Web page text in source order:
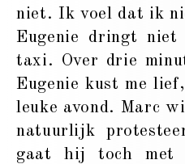
niet. Ik voel dat ik
Eugenie dringt
taxi. Over drie
Eugenie kust me
leuke avond. Marc
natuurlijk
gaat hij toch